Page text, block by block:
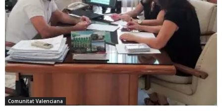
Comunitat Valenciana